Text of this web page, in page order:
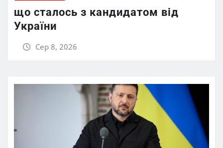
що сталось з кандидатом від
України
Сер 8, 2026